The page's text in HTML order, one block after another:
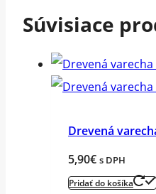
Súvisiace
Drevená
5,90€ s DPH
Pridať do košíka